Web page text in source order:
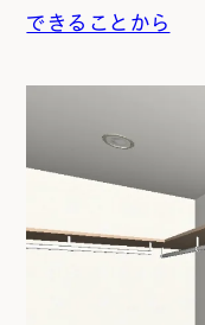
できることから